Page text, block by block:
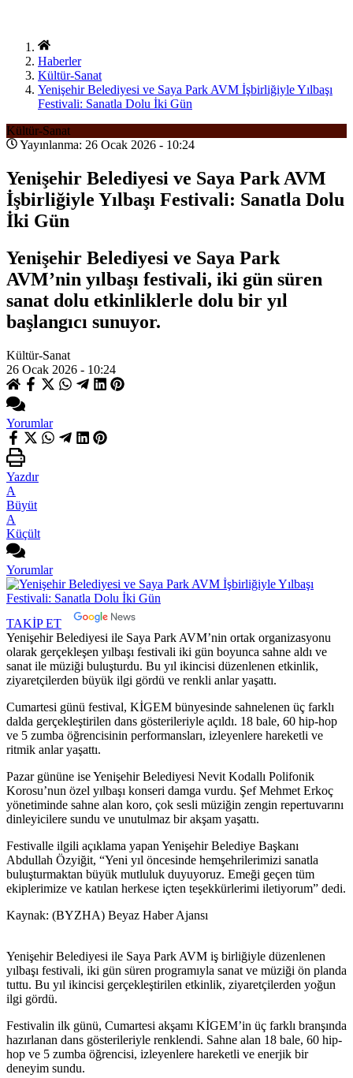
Haberler
Kültür-Sanat
Yenişehir Belediyesi ve Saya Park AVM İşbirliğiyle Yılbaşı
Festivali: Sanatla Dolu İki Gün
Kültür-Sanat
Yayınlanma: 26 Ocak 2026 - 10:24
Yenişehir Belediyesi ve Saya Park AVM
İşbirliğiyle Yılbaşı Festivali: Sanatla Dolu
İki Gün
Yenişehir Belediyesi ve Saya Park
AVM’nin yılbaşı festivali, iki gün süren
sanat dolu etkinliklerle dolu bir yıl
başlangıcı sunuyor.
Kültür-Sanat
26 Ocak 2026 - 10:24
Yorumlar
Yazdır
A
Büyüt
A
Küçült
Yorumlar
TAKİP ET
Yenişehir Belediyesi ile Saya Park AVM’nin ortak organizasyonu
olarak gerçekleşen yılbaşı festivali iki gün boyunca sahne aldı ve
sanat ile müziği buluşturdu. Bu yıl ikincisi düzenlenen etkinlik,
ziyaretçilerden büyük ilgi gördü ve renkli anlar yaşattı.
Cumartesi günü festival, KİGEM bünyesinde sahnelenen üç farklı
dalda gerçekleştirilen dans gösterileriyle açıldı. 18 bale, 60 hip-hop
ve 5 zumba öğrencisinin performansları, izleyenlere hareketli ve
ritmik anlar yaşattı.
Pazar gününe ise Yenişehir Belediyesi Nevit Kodallı Polifonik
Korosu’nun özel yılbaşı konseri damga vurdu. Şef Mehmet Erkoç
yönetiminde sahne alan koro, çok sesli müziğin zengin repertuvarını
dinleyicilere sundu ve unutulmaz bir akşam yaşattı.
Festivalle ilgili açıklama yapan Yenişehir Belediye Başkanı
Abdullah Özyiğit, “Yeni yıl öncesinde hemşehrilerimizi sanatla
buluşturmaktan büyük mutluluk duyuyoruz. Emeği geçen tüm
ekiplerimize ve katılan herkese içten teşekkürlerimi iletiyorum” dedi.
Kaynak: (BYZHA) Beyaz Haber Ajansı
Yenişehir Belediyesi ile Saya Park AVM iş birliğiyle düzenlenen
yılbaşı festivali, iki gün süren programıyla sanat ve müziği ön planda
tuttu. Bu yıl ikincisi gerçekleştirilen etkinlik, ziyaretçilerden yoğun
ilgi gördü.
Festivalin ilk günü, Cumartesi akşamı KİGEM’in üç farklı branşında
hazırlanan dans gösterileriyle renklendi. Sahne alan 18 bale, 60 hip-
hop ve 5 zumba öğrencisi, izleyenlere hareketli ve enerjik bir
deneyim sundu.